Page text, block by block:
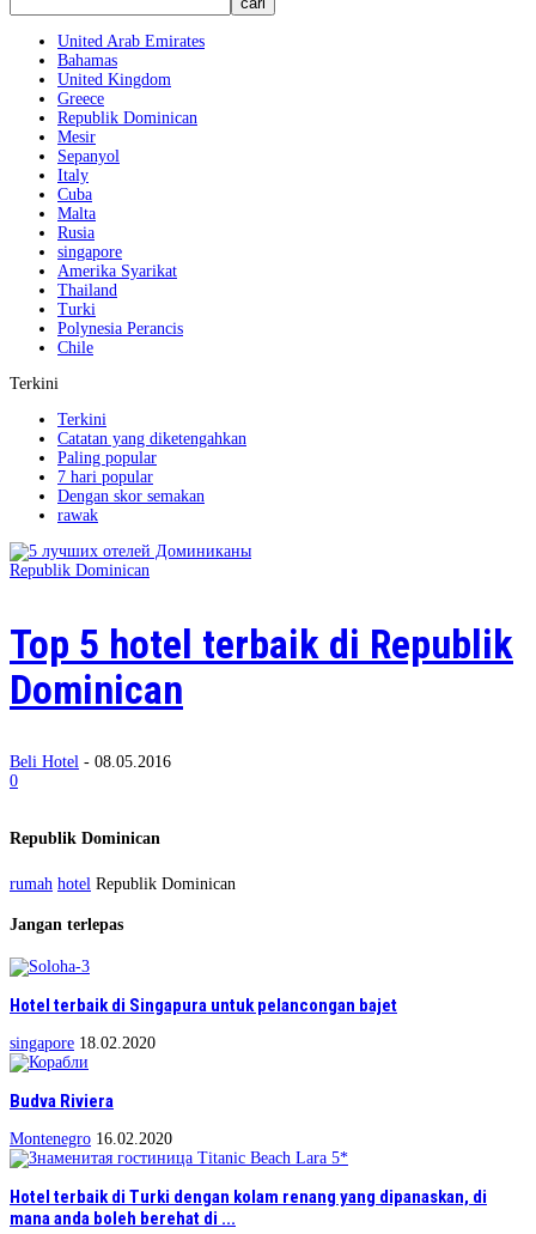
United Arab Emirates
Bahamas
United Kingdom
Greece
Republik Dominican
Mesir
Sepanyol
Italy
Cuba
Malta
Rusia
singapore
Amerika Syarikat
Thailand
Turki
Polynesia Perancis
Chile
Terkini
Terkini
Catatan yang diketengahkan
Paling popular
7 hari popular
Dengan skor semakan
rawak
Republik Dominican
Top 5 hotel terbaik di Republik
Dominican
Beli Hotel - 08.05.2016
0
Republik Dominican
rumah hotel Republik Dominican
Jangan terlepas
Hotel terbaik di Singapura untuk pelancongan bajet
singapore 18.02.2020
Budva Riviera
Montenegro 16.02.2020
Hotel terbaik di Turki dengan kolam renang yang dipanaskan, di
mana anda boleh berehat di ...